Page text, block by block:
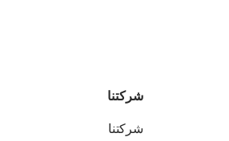
شركتنا
شركتنا